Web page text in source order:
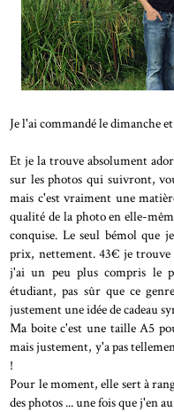
Je l'ai commandé le dimanche
Et je la trouve absolument
sur les photos qui suivront,
mais c'est vraiment une
qualité de la photo en elle-
conquise. Le seul bémol que
prix, nettement. 43€ je trouve
j'ai un peu plus compris le
étudiant, pas sûr que ce
justement une idée de cadeau
Ma boite c'est une taille A5
mais justement, y'a pas
!
Pour le moment, elle sert à
des photos ... une fois que j'en